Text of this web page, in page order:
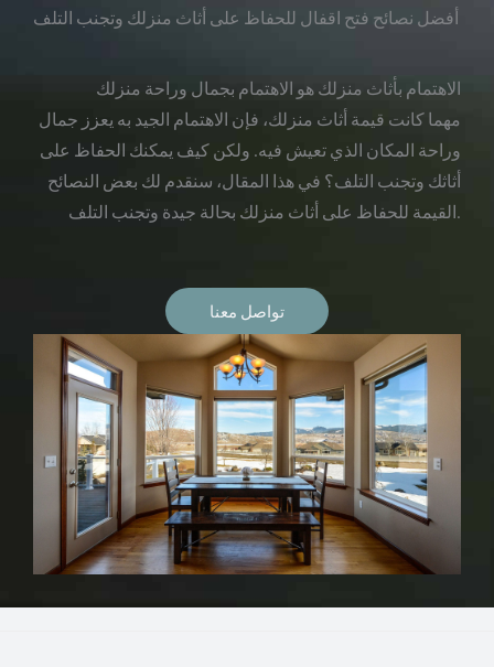
أفضل نصائح فتح اقفال للحفاظ على أثاث منزلك وتجنب التلف
الاهتمام بأثاث منزلك هو الاهتمام بجمال وراحة منزلك
مهما كانت قيمة أثاث منزلك، فإن الاهتمام الجيد به يعزز جمال
وراحة المكان الذي تعيش فيه. ولكن كيف يمكنك الحفاظ على
أثاثك وتجنب التلف؟ في هذا المقال، سنقدم لك بعض النصائح
القيمة للحفاظ على أثاث منزلك بحالة جيدة وتجنب التلف.
تواصل معنا